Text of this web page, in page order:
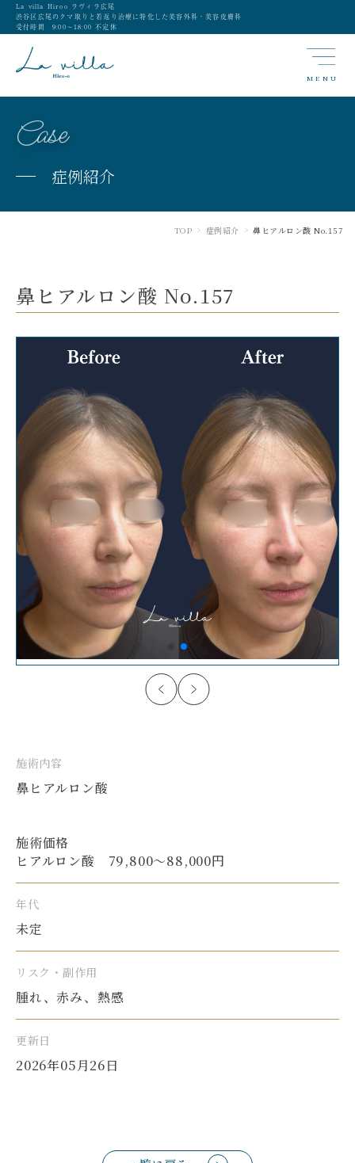
La villa Hiroo ラヴィラ広尾
渋谷区広尾のクマ取りと若返り治療に特化した美容外科・美容皮膚科
受付時間 9:00〜18:00 不定休
MENU
Case
症例紹介
TOP > 症例紹介 > 鼻ヒアルロン酸 No.157
鼻ヒアルロン酸 No.157
施術内容
鼻ヒアルロン酸
施術価格
ヒアルロン酸 79,800〜88,000円
年代
未定
リスク・副作用
腫れ、赤み、熱感
更新日
2026年05月26日